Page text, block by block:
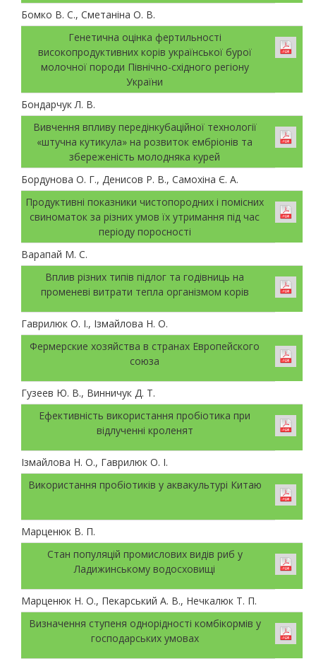
Бомко В. С., Сметаніна О. В.
Генетична оцінка фертильності
високопродуктивних корів української бурої
молочної породи Північно-східного регіону
України
Бондарчук Л. В.
Вивчення впливу передінкубаційної технології
«штучна кутикула» на розвиток ембріонів та
збереженість молодняка курей
Бордунова О. Г., Денисов Р. В., Самохіна Є. А.
Продуктивні показники чистопородних і помісних
свиноматок за різних умов їх утримання під час
періоду поросності
Варапай М. С.
Вплив різних типів підлог та годівниць на
променеві витрати тепла організмом корів
Гаврилюк О. І., Ізмайлова Н. О.
Фермерские хозяйства в странах Европейского
союза
Гузеев Ю. В., Винничук Д. Т.
Ефективність використання пробіотика при
відлученні кроленят
Ізмайлова Н. О., Гаврилюк О. І.
Використання пробіотиків у аквакультурі Китаю
Марценюк В. П.
Стан популяцій промислових видів риб у
Ладижинському водосховищі
Марценюк Н. О., Пекарський А. В., Нечкалюк Т. П.
Визначення ступеня однорідності комбікормів у
господарських умовах